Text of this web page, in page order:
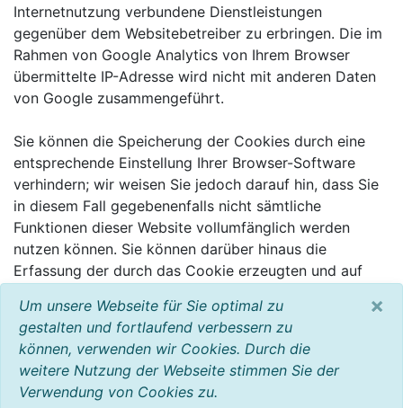
Internetnutzung verbundene Dienstleistungen
gegenüber dem Websitebetreiber zu erbringen. Die im
Rahmen von Google Analytics von Ihrem Browser
übermittelte IP-Adresse wird nicht mit anderen Daten
von Google zusammengeführt.
Sie können die Speicherung der Cookies durch eine
entsprechende Einstellung Ihrer Browser-Software
verhindern; wir weisen Sie jedoch darauf hin, dass Sie
in diesem Fall gegebenenfalls nicht sämtliche
Funktionen dieser Website vollumfänglich werden
nutzen können. Sie können darüber hinaus die
Erfassung der durch das Cookie erzeugten und auf
IP-Adresse) an Google sowie die Verarbeitung dieser
Daten durch Google verhindern, indem sie das unter
dem folgenden Link verfügbare Browser-Plugin
herunterladen und installieren:
http://tools.google.com/dlpage/gaoptout?hl=de.
Um unsere Webseite für Sie optimal zu
gestalten und fortlaufend verbessern zu
können, verwenden wir Cookies. Durch die
weitere Nutzung der Webseite stimmen Sie der
Verwendung von Cookies zu.
×